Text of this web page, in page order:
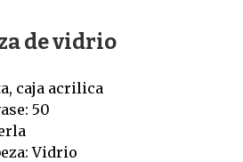
de vidrio
caja acrilica
50
Vidrio